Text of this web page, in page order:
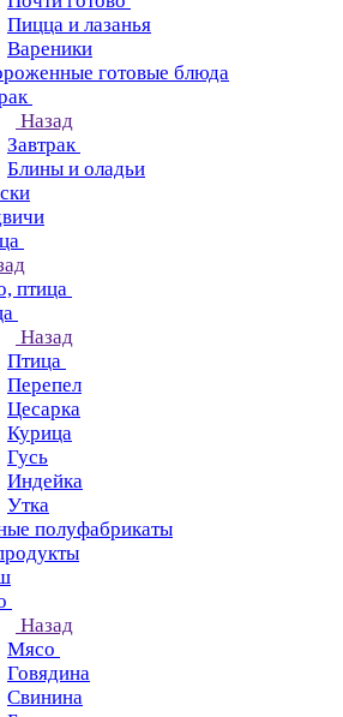
Пицца и лазанья
Вареники
готовые блюда
Назад
Завтрак
Блины и оладьи
птица
Назад
Птица
Перепел
Цесарка
Курица
Гусь
Индейка
Утка
полуфабрикаты
Назад
Мясо
Говядина
Свинина